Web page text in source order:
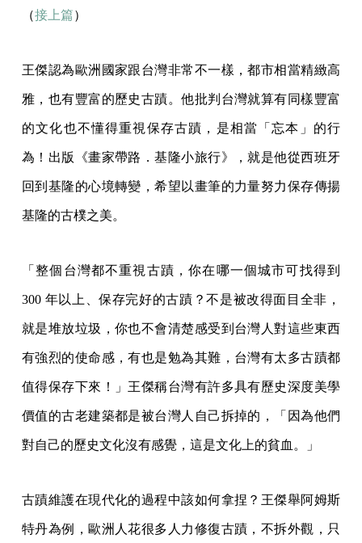
（接上篇）
王傑認為歐洲國家跟台灣非常不一樣，都市相當精緻高
雅，也有豐富的歷史古蹟。他批判台灣就算有同樣豐富
的文化也不懂得重視保存古蹟，是相當「忘本」的行
為！出版《畫家帶路．基隆小旅行》，就是他從西班牙
回到基隆的心境轉變，希望以畫筆的力量努力保存傳揚
基隆的古樸之美。
「整個台灣都不重視古蹟，你在哪一個城市可找得到
300 年以上、保存完好的古蹟？不是被改得面目全非，
就是堆放垃圾，你也不會清楚感受到台灣人對這些東西
有強烈的使命感，有也是勉為其難，台灣有太多古蹟都
值得保存下來！」王傑稱台灣有許多具有歷史深度美學
價值的古老建築都是被台灣人自己拆掉的，「因為他們
對自己的歷史文化沒有感覺，這是文化上的貧血。」
古蹟維護在現代化的過程中該如何拿捏？王傑舉阿姆斯
特丹為例，歐洲人花很多人力修復古蹟，不拆外觀，只